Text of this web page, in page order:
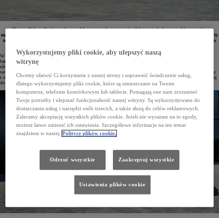
Toyota Urban Cruiser odgrywa kluczową rolę w rozwoju elektrycznej oferty marki na rynku
europejskim. Ten nowy SUV z segmentu B wyróżnia się nowoczesną stylistyką, oferując różne warianty
napędu, dwie pojemności baterii oraz przestronne wnętrze, które zapewnia wygodę i komfort podczas
W pełni elektryczny Urban Cruiser wzbogaca dynamicznie rosnącą gamę samochodów Toyoty z napędem
bateryjnym, umacniając pozycję marki w kluczowych segmentach europejskiego rynku. Model debiutuje
równolegle ze zmodernizowaną Toyotą bZ4X, a wkrótce oferta zostanie poszerzona o nową Toyotę C-HR+,
wersję bZ4X Touring oraz elektrycznego Hiluxa. Dostępność dwóch wariantów akumulatora o różnym zasięgu
i osiągach pozwala klientom wybrać opcję najlepiej dopasowaną do ich potrzeb, jednocześnie przyczyniając się
do obniżenia emisji CO₂ i wspierając kompleksową strategię ekologiczną Toyoty.
Wykorzystujemy pliki cookie, aby ulepszyć naszą
witrynę
Chcemy ułatwić Ci korzystanie z naszej strony i usprawnić świadczenie usług,
dlatego wykorzystujemy pliki cookie, które są umieszczane na Twoim
komputerze, telefonie komórkowym lub tablecie. Pomagają one nam zrozumieć
Twoje potrzeby i ulepszać funkcjonalność naszej witryny. Są wykorzystywane do
dostarczania usług i narzędzi osób trzecich, a także służą do celów reklamowych.
Zalecamy akceptację wszystkich plików cookie. Jeżeli nie wyrażasz na to zgody,
możesz łatwo zmienić ich ustawienia. Szczegółowe informacje na ten temat
znajdziesz w naszej Polityce plików cookie.
Odrzuć wszystkie Zaakceptuj wszystkie
Ustawienia plików cookie